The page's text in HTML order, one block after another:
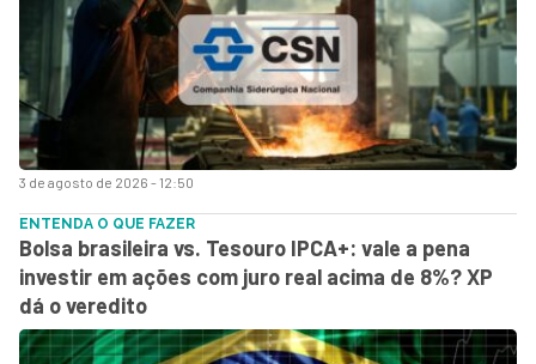
3 de agosto de 2026 - 12:50
ENTENDA O QUE FAZER
Bolsa brasileira vs. Tesouro IPCA+: vale a pena
investir em ações com juro real acima de 8%? XP
dá o veredito